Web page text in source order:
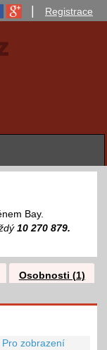
Registrace
Bay.
10 270 879.
Osobnosti (1)
Pro zobrazení